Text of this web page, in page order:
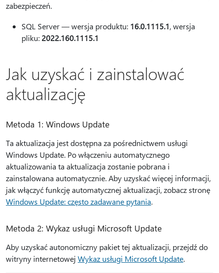
zabezpieczeń.
SQL Server — wersja produktu: 16.0.1115.1, wersja
pliku: 2022.160.1115.1
Jak uzyskać i zainstalować
aktualizację
Metoda 1: Windows Update
Ta aktualizacja jest dostępna za pośrednictwem usługi
Windows Update. Po włączeniu automatycznego
aktualizowania ta aktualizacja zostanie pobrana i
zainstalowana automatycznie. Aby uzyskać więcej informacji,
jak włączyć funkcję automatycznej aktualizacji, zobacz stronę
Windows Update: często zadawane pytania.
Metoda 2: Wykaz usługi Microsoft Update
Aby uzyskać autonomiczny pakiet tej aktualizacji, przejdź do
witryny internetowej Wykaz usługi Microsoft Update.